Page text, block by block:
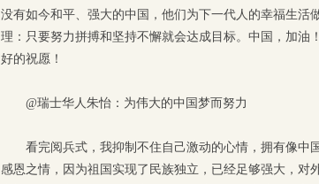
没有如今和平、强大的中国，他们为下一代人的幸福生活
理：只要努力拼搏和坚持不懈就会达成目标。中国，加油
好的祝愿！
@瑞士华人朱怡：为伟大的中国梦而努力
看完阅兵式，我抑制不住自己激动的心情，拥有像中
感恩之情，因为祖国实现了民族独立，已经足够强大，